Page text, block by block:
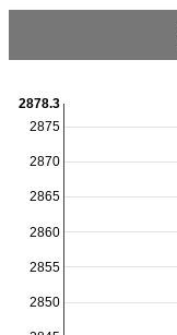
2850
2855
2860
2865
2870
2875
2878.3